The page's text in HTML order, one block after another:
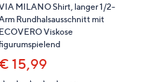
MILANO Shirt, langer 1/2-
Rundhalsausschnitt mit
ECOVERO Viskose
15,99